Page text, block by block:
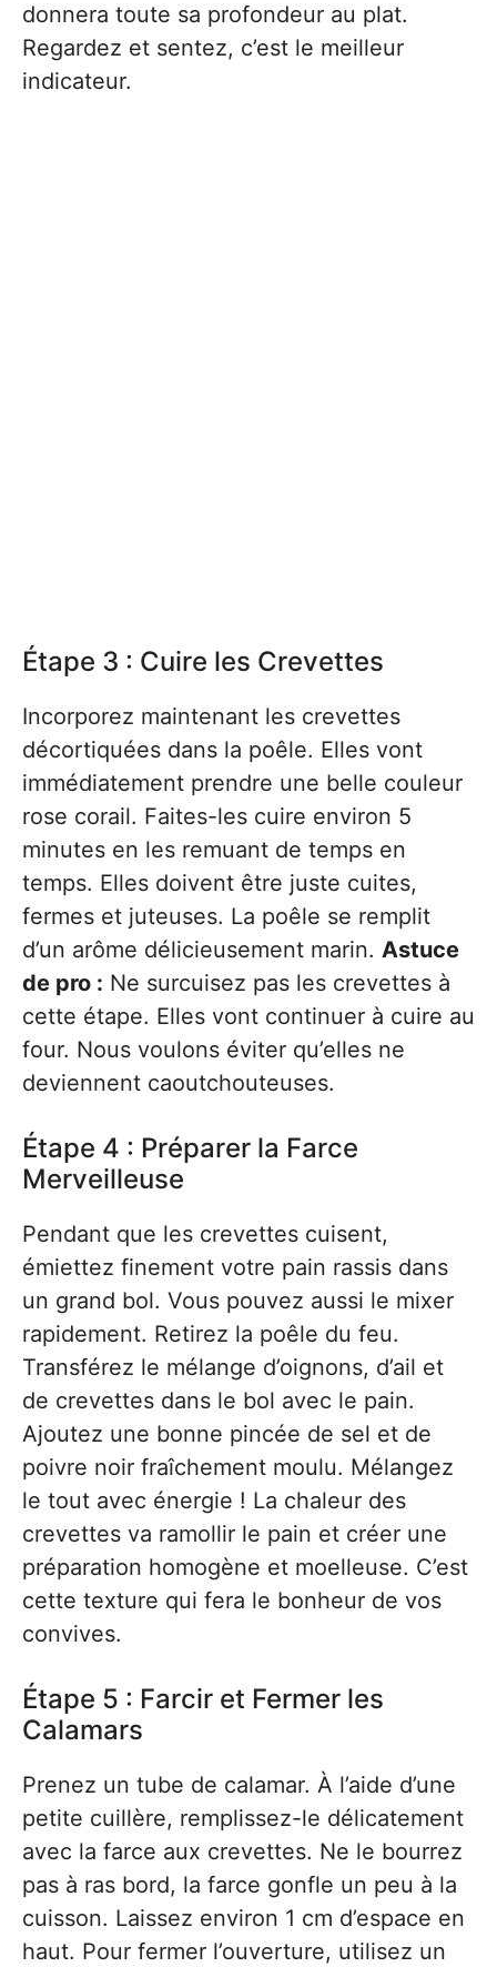
donnera toute sa profondeur au plat.
Regardez et sentez, c’est le meilleur
indicateur.
Étape 3 : Cuire les Crevettes
Incorporez maintenant les crevettes
décortiquées dans la poêle. Elles vont
immédiatement prendre une belle couleur
rose corail. Faites-les cuire environ 5
minutes en les remuant de temps en
temps. Elles doivent être juste cuites,
fermes et juteuses. La poêle se remplit
d’un arôme délicieusement marin. Astuce
de pro : Ne surcuisez pas les crevettes à
cette étape. Elles vont continuer à cuire au
four. Nous voulons éviter qu’elles ne
deviennent caoutchouteuses.
Étape 4 : Préparer la Farce
Merveilleuse
Pendant que les crevettes cuisent,
émiettez finement votre pain rassis dans
un grand bol. Vous pouvez aussi le mixer
rapidement. Retirez la poêle du feu.
Transférez le mélange d’oignons, d’ail et
de crevettes dans le bol avec le pain.
Ajoutez une bonne pincée de sel et de
poivre noir fraîchement moulu. Mélangez
le tout avec énergie ! La chaleur des
crevettes va ramollir le pain et créer une
préparation homogène et moelleuse. C’est
cette texture qui fera le bonheur de vos
convives.
Étape 5 : Farcir et Fermer les
Calamars
Prenez un tube de calamar. À l’aide d’une
petite cuillère, remplissez-le délicatement
avec la farce aux crevettes. Ne le bourrez
pas à ras bord, la farce gonfle un peu à la
cuisson. Laissez environ 1 cm d’espace en
haut. Pour fermer l’ouverture, utilisez un